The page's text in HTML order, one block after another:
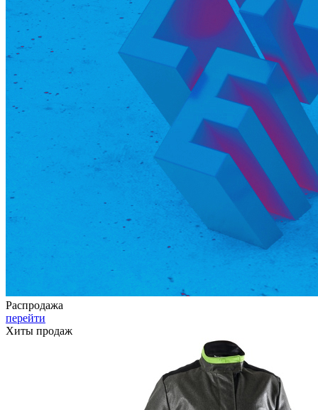
Распродажа
перейти
Хиты продаж